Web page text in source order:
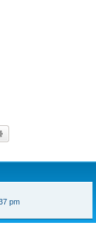
pm